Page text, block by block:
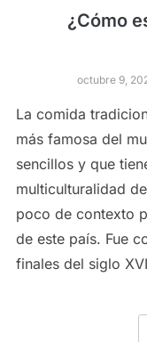
¿Cómo
octubre 9,
La comida
más famosa del
sencillos y que
multiculturalidad
poco de contexto
de este país. Fue
finales del siglo